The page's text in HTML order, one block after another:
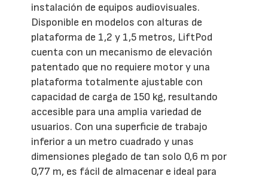
instalación de equipos audiovisuales.
Disponible en modelos con alturas de
plataforma de 1,2 y 1,5 metros, LiftPod
cuenta con un mecanismo de elevación
patentado que no requiere motor y una
plataforma totalmente ajustable con
capacidad de carga de 150 kg, resultando
accesible para una amplia variedad de
usuarios. Con una superficie de trabajo
inferior a un metro cuadrado y unas
dimensiones plegado de tan solo 0,6 m por
0,77 m, es fácil de almacenar e ideal para